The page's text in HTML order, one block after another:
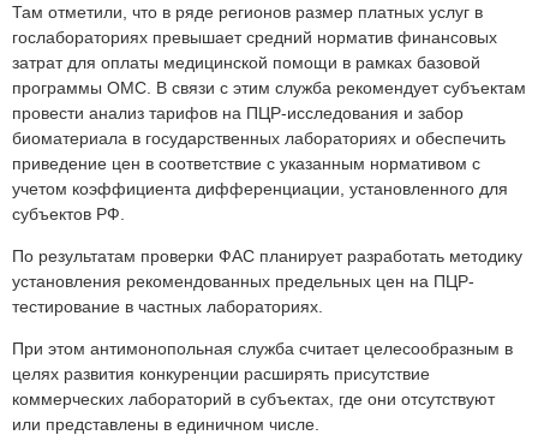
Там отметили, что в ряде регионов размер платных услуг в
гослабораториях превышает средний норматив финансовых
затрат для оплаты медицинской помощи в рамках базовой
программы ОМС. В связи с этим служба рекомендует субъектам
провести анализ тарифов на ПЦР-исследования и забор
биоматериала в государственных лабораториях и обеспечить
приведение цен в соответствие с указанным нормативом с
учетом коэффициента дифференциации, установленного для
субъектов РФ.
По результатам проверки ФАС планирует разработать методику
установления рекомендованных предельных цен на ПЦР-
тестирование в частных лабораториях.
При этом антимонопольная служба считает целесообразным в
целях развития конкуренции расширять присутствие
коммерческих лабораторий в субъектах, где они отсутствуют
или представлены в единичном числе.